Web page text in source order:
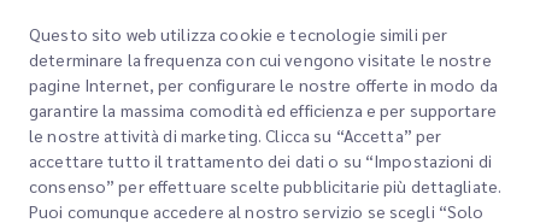
Link rapidi
Sedi degli uffici
Richiedi un preventivo
Aziendale
Chi siamo
I nostri servizi
Questo sito web utilizza cookie e tecnologie simili per
determinare la frequenza con cui vengono visitate le nostre
pagine Internet, per configurare le nostre offerte in modo da
garantire la massima comodità ed efficienza e per supportare
le nostre attività di marketing. Clicca su “Accetta” per
accettare tutto il trattamento dei dati o su “Impostazioni di
consenso” per effettuare scelte pubblicitarie più dettagliate.
Puoi comunque accedere al nostro servizio se scegli “Solo